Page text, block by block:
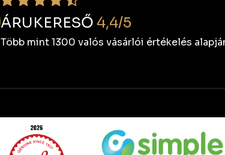
ÁRUKERESŐ 4,4/5
Több mint 1300 valós vásárlói értékelés